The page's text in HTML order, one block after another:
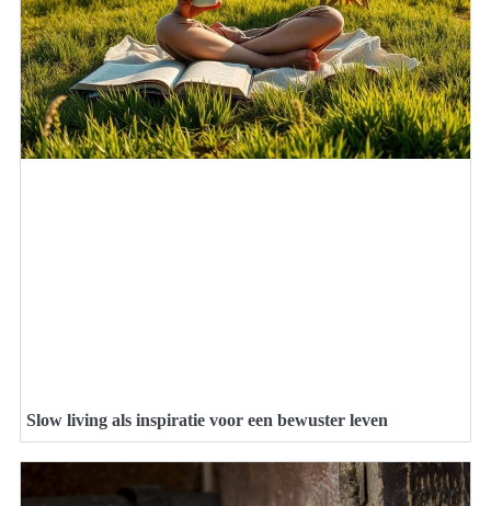
Slow living als inspiratie voor een bewuster leven